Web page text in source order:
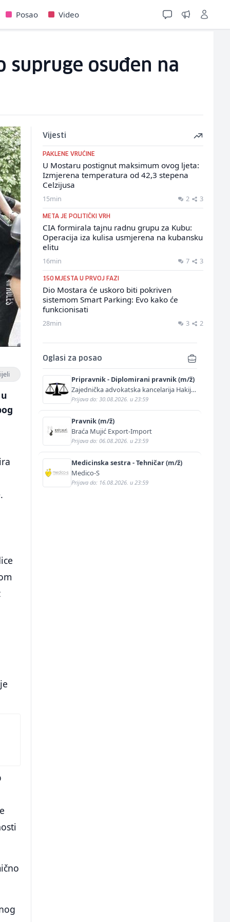
Posao Video
supruge osuđen na
Vijesti
PAKLENE VRUĆINE
U Mostaru postignut maksimum ovog ljeta:
Izmjerena temperatura od 42,3 stepena
Celzijusa
15min 2 3
META JE POLITIČKI VRH
CIA formirala tajnu radnu grupu za Kubu:
Operacija iza kulisa usmjerena na kubansku
elitu
16min 7 3
150 MJESTA U PRVOJ FAZI
Dio Mostara će uskoro biti pokriven
sistemom Smart Parking: Evo kako će
funkcionisati
28min 3 2
Oglasi za posao
Pripravnik - Diplomirani pravnik (m/ž)
Zajednička advokatska kancelarija Hakija
Kurtović i Adis Kurtović
Prijava do: 30.08.2026. u 23:59
Pravnik (m/ž)
Braća Mujić Export-Import
Prijava do: 06.08.2026. u 23:59
Medicinska sestra - Tehničar (m/ž)
Medico-S
Prijava do: 16.08.2026. u 23:59